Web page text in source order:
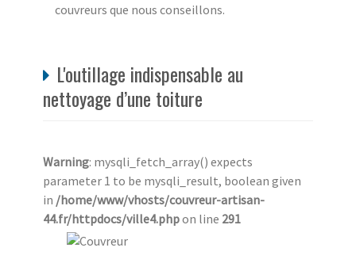
couvreurs que nous conseillons.
L'outillage indispensable au
nettoyage d’une toiture
Warning: mysqli_fetch_array() expects
parameter 1 to be mysqli_result, boolean given
in /home/www/vhosts/couvreur-artisan-
44.fr/httpdocs/ville4.phpon line 291